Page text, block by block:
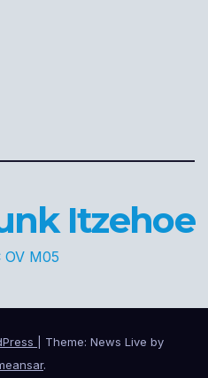
Itzehoe
OV M05
Theme: News Live by
.